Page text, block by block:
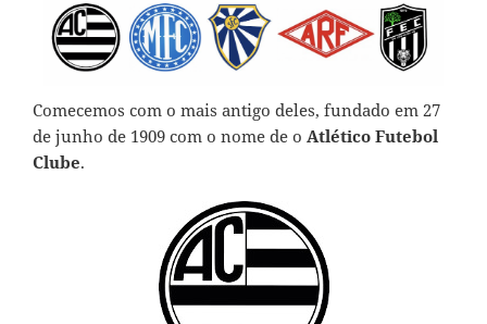
Comecemos com o mais antigo deles, fundado em 27
de junho de 1909 com o nome de o Atlético Futebol
Clube.